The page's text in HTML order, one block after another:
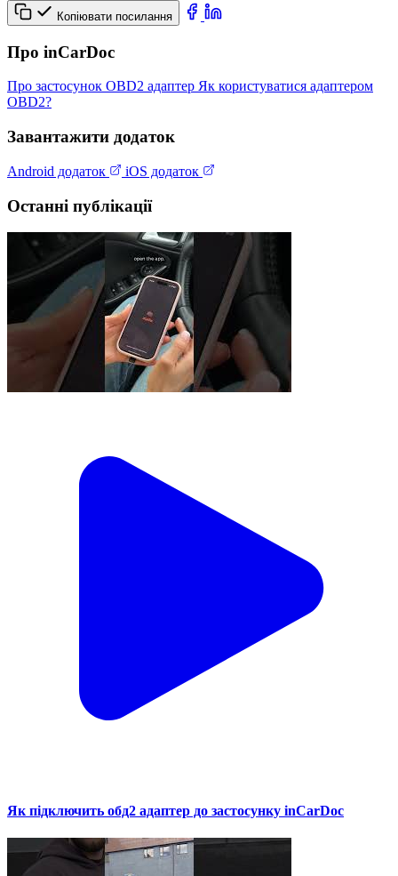
Копіювати посилання
Про inCarDoc
Про застосунок OBD2 адаптер Як користуватися адаптером
OBD2?
Завантажити додаток
Android додаток iOS додаток
Останні публікації
Як підключить обд2 адаптер до застосунку inCarDoc